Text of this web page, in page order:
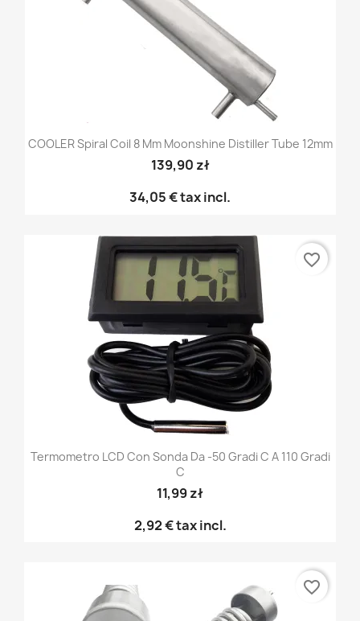
COOLER Spiral Coil 8 Mm Moonshine Distiller Tube 12mm
139,90 zł
34,05 €tax incl.
Termometro LCD Con Sonda Da -50 Gradi C A 110 Gradi
C
11,99 zł
2,92 €tax incl.
favorite_border
favorite_border